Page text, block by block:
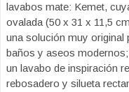
lavabos mate: Kemet,
ovalada (50 x 31 x 11,5
una solución muy original
baños y aseos
un lavabo de inspiración
rebosadero y silueta